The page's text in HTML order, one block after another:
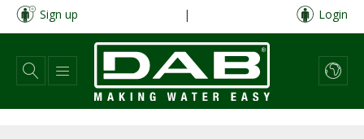
Pasar
contenido
principal
Sign up | Login